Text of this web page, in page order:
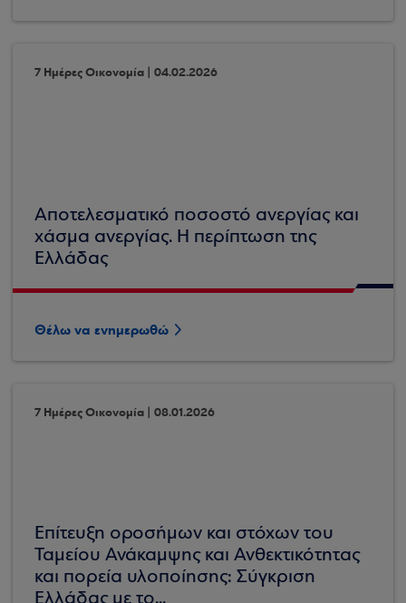
7 Ημέρες Οικονομία | 04.02.2026
Αποτελεσματικό ποσοστό ανεργίας και
χάσμα ανεργίας. Η περίπτωση της
Ελλάδας
Θέλω να ενημερωθώ
7 Ημέρες Οικονομία | 08.01.2026
Επίτευξη οροσήμων και στόχων του
Ταμείου Ανάκαμψης και Ανθεκτικότητας
και πορεία υλοποίησης: Σύγκριση